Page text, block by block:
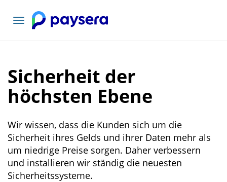
Toggle
navigation
Sicherheit der
höchsten Ebene
Wir wissen, dass die Kunden sich um die
Sicherheit ihres Gelds und ihrer Daten mehr als
um niedrige Preise sorgen. Daher verbessern
und installieren wir ständig die neuesten
Sicherheitssysteme.